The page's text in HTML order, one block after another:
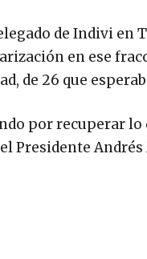
de Indivi en
en ese
de 26 que
por recuperar
Presidente